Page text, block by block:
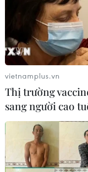
tỷ đồng để trợ giúp
đó, ưu tiên ngư dân,
vietnamplus.vn
Thị trường
sang người cao